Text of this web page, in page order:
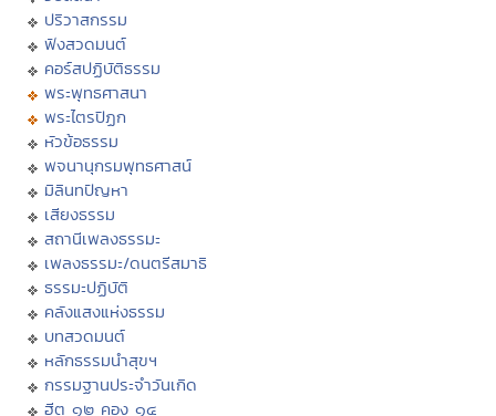
ปริวาสกรรม
ฟังสวดมนต์
คอร์สปฏิบัติธรรม
พระพุทธศาสนา
พระไตรปิฏก
หัวข้อธรรม
พจนานุกรมพุทธศาสน์
มิลินทปัญหา
เสียงธรรม
สถานีเพลงธรรมะ
เพลงธรรมะ/ดนตรีสมาธิ
ธรรมะปฏิบัติ
คลังแสงแห่งธรรม
บทสวดมนต์
หลักธรรมนำสุขฯ
กรรมฐานประจำวันเกิด
ฮีต ๑๒ คอง ๑๔